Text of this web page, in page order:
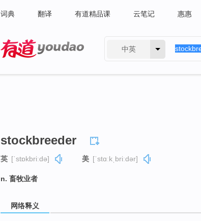
词典 翻译 有道精品课 云笔记 惠惠
中英
stockbreeder
英 [ˈstɒkbriːdə] 美 [ˈstɑːkˌbriːdər]
n. 畜牧业者
网络释义